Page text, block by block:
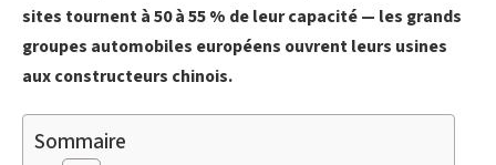
sites tournent à 50 à 55 % de leur capacité — les grands
groupes automobiles européens ouvrent leurs usines
aux constructeurs chinois.
Sommaire